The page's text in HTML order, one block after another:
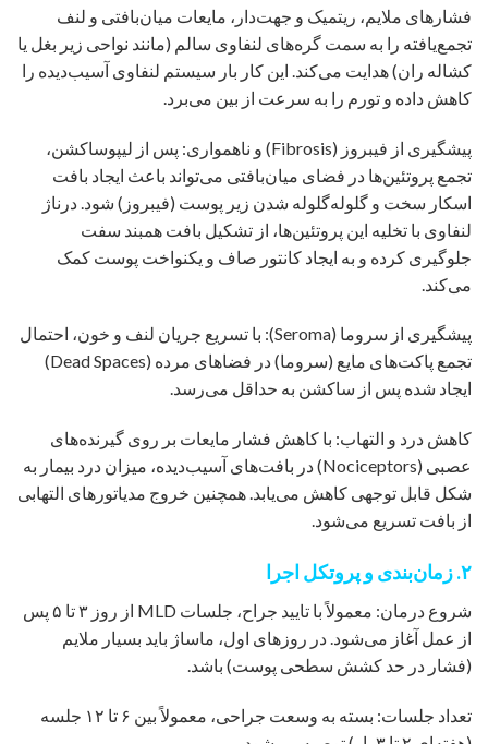
فشارهای ملایم، ریتمیک و جهت‌دار، مایعات میان‌بافتی و لنف
تجمع‌یافته را به سمت گره‌های لنفاوی سالم (مانند نواحی زیر بغل یا
کشاله ران) هدایت می‌کند. این کار بار سیستم لنفاوی آسیب‌دیده را
کاهش داده و تورم را به سرعت از بین می‌برد.
پیشگیری از فیبروز (Fibrosis) و ناهمواری: پس از لیپوساکشن،
تجمع پروتئین‌ها در فضای میان‌بافتی می‌تواند باعث ایجاد بافت
اسکار سخت و گلوله‌گلوله شدن زیر پوست (فیبروز) شود. درناژ
لنفاوی با تخلیه این پروتئین‌ها، از تشکیل بافت همبند سفت
جلوگیری کرده و به ایجاد کانتور صاف و یکنواخت پوست کمک
می‌کند.
پیشگیری از سروما (Seroma): با تسریع جریان لنف و خون، احتمال
تجمع پاکت‌های مایع (سروما) در فضاهای مرده (Dead Spaces)
ایجاد شده پس از ساکشن به حداقل می‌رسد.
کاهش درد و التهاب: با کاهش فشار مایعات بر روی گیرنده‌های
عصبی (Nociceptors) در بافت‌های آسیب‌دیده، میزان درد بیمار به
شکل قابل توجهی کاهش می‌یابد. همچنین خروج مدیاتورهای التهابی
از بافت تسریع می‌شود.
۲. زمان‌بندی و پروتکل اجرا
شروع درمان: معمولاً با تایید جراح، جلسات MLD از روز ۳ تا ۵ پس
از عمل آغاز می‌شود. در روزهای اول، ماساژ باید بسیار ملایم
(فشار در حد کشش سطحی پوست) باشد.
تعداد جلسات: بسته به وسعت جراحی، معمولاً بین ۶ تا ۱۲ جلسه